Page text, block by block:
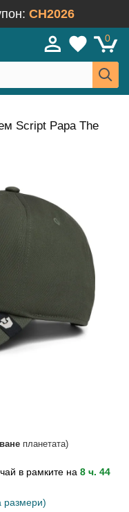
CH2026
0
Script Papa The
планетата)
в рамките на 8 ч. 44
размери)